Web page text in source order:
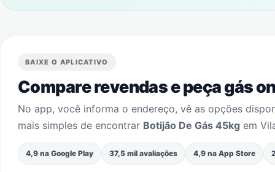
BAIXE O APLICATIVO
Compare revendas e peça gás
No app, você informa o endereço, vê as opções
mais simples de encontrar Botijão De Gás 45kg em
4,9 na Google Play 37,5 mil avaliações 4,9 na App Store